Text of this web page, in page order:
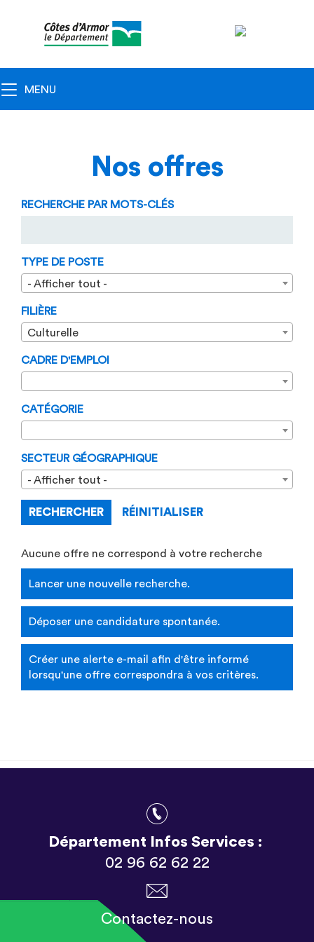
principale
Toggle navigation
MENU
Nos offres
RECHERCHE PAR MOTS-CLÉS
TYPE DE POSTE
- Afficher tout -
FILIÈRE
Culturelle
CADRE D'EMPLOI
CATÉGORIE
SECTEUR GÉOGRAPHIQUE
- Afficher tout -
RECHERCHER RÉINITIALISER
Aucune offre ne correspond à votre recherche
Lancer une nouvelle recherche.
Déposer une candidature spontanée.
Créer une alerte e-mail afin d'être informé
lorsqu'une offre correspondra à vos critères.
Département Infos Services :
02 96 62 62 22
Contactez-nous